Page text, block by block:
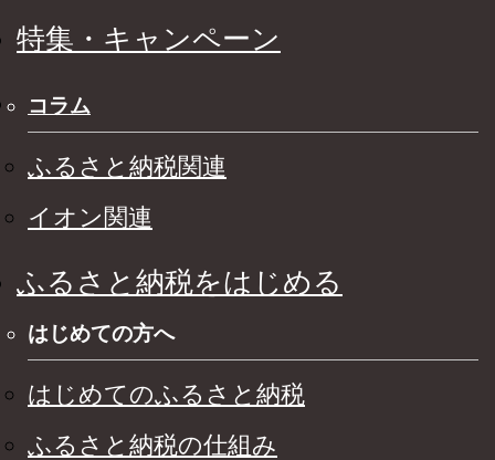
特集・キャンペーン
コラム
ふるさと納税関連
イオン関連
ふるさと納税をはじめる
はじめての方へ
はじめてのふるさと納税
ふるさと納税の仕組み